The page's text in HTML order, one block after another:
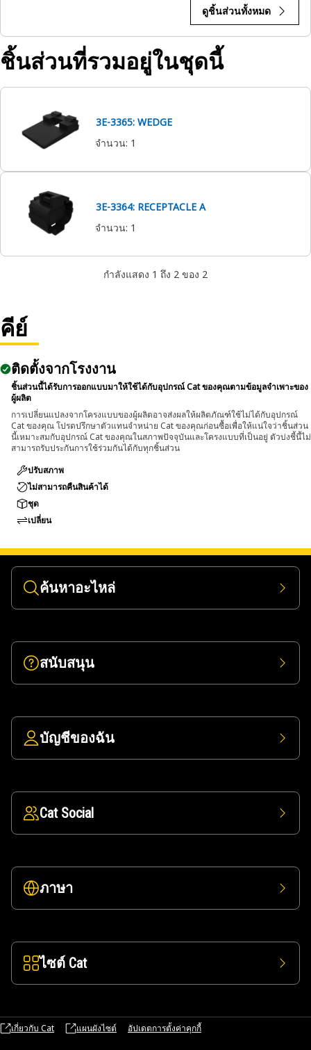
ดูชิ้นส่วนทั้งหมด
ชิ้นส่วนที่รวมอยู่ในชุดนี้
3E-3365: WEDGE
จำนวน: 1
3E-3364: RECEPTACLE A
จำนวน: 1
กำลังแสดง 1 ถึง 2 ของ 2
คีย์
ติดตั้งจากโรงงาน
ชิ้นส่วนนี้ได้รับการออกแบบมาให้ใช้ได้กับอุปกรณ์ Cat ของคุณตามข้อมูลจำเพาะของ
ผู้ผลิต
การเปลี่ยนแปลงจากโครงแบบของผู้ผลิตอาจส่งผลให้ผลิตภัณฑ์ใช้ไม่ได้กับอุปกรณ์
Cat ของคุณ โปรดปรึกษาตัวแทนจำหน่าย Cat ของคุณก่อนซื้อเพื่อให้แน่ใจว่าชิ้นส่วน
นี้เหมาะสมกับอุปกรณ์ Cat ของคุณในสภาพปัจจุบันและโครงแบบที่เป็นอยู่ ตัวบ่งชี้นี้ไม่
สามารถรับประกันการใช้ร่วมกันได้กับทุกชิ้นส่วน
ปรับสภาพ
ไม่สามารถคืนสินค้าได้
ชุด
เปลี่ยน
ค้นหาอะไหล่
สนับสนุน
บัญชีของฉัน
Cat Social
ภาษา
ไซต์ Cat
เกี่ยวกับ Cat แผนผังไซต์ อัปเดตการตั้งค่าคุกกี้